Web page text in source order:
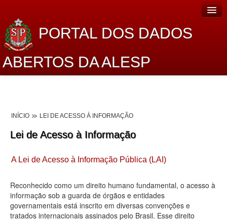
PORTAL DOS DADOS
ABERTOS DA ALESP
Lei de Acesso à Informação
Dados Governamentais Abertos
Planejamento
Catálogo de dados
INÍCIO LEI DE ACESSO À INFORMAÇÃO
Lei de Acesso à Informação
A Lei de Acesso à Informação Pública (LAI)
Reconhecido como um direito humano fundamental, o acesso à
informação sob a guarda de órgãos e entidades
governamentais está inscrito em diversas convenções e
tratados internacionais assinados pelo Brasil. Esse direito